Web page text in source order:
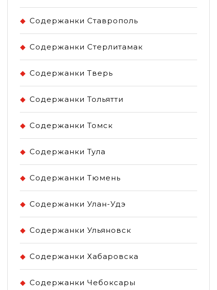
Содержанки Ставрополь
Содержанки Стерлитамак
Содержанки Тверь
Содержанки Тольятти
Содержанки Томск
Содержанки Тула
Содержанки Тюмень
Содержанки Улан-Удэ
Содержанки Ульяновск
Содержанки Хабаровска
Содержанки Чебоксары